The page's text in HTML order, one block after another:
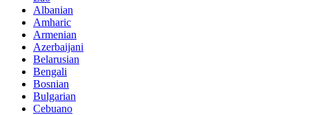
Albanian
Amharic
Armenian
Azerbaijani
Belarusian
Bengali
Bosnian
Bulgarian
Cebuano